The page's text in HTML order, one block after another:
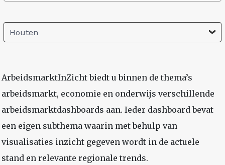
Houten
ArbeidsmarktInZicht biedt u binnen de thema’s
arbeidsmarkt, economie en onderwijs verschillende
arbeidsmarktdashboards aan. Ieder dashboard bevat
een eigen subthema waarin met behulp van
visualisaties inzicht gegeven wordt in de actuele
stand en relevante regionale trends.